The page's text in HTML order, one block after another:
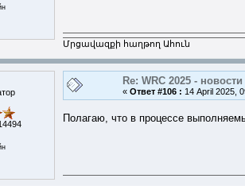
Մրցավազքի հաղթող Ահուն
Re: WRC 2025 -
« Ответ #106 : 14 April 2025,
Полагаю, что в процессе